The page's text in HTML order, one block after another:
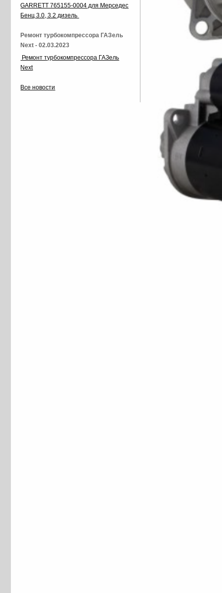
GARRETT 765155-0004 для Мерседес
Бенц 3.0, 3.2 дизель
Ремонт турбокомпрессора ГАЗель
Next - 02.03.2023
Ремонт турбокомпрессора ГАЗель
Next
Все новости